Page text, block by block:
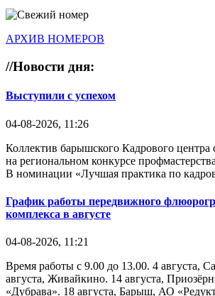
АРХИВ НОМЕРОВ
//Новости дня:
Выступили с успехом
04-08-2026, 11:26
Коллектив барышского Кадрового центра
на региональном конкурсе
В номинации «Лучшая практика по
График работы передвижного
комплекса в августе
04-08-2026, 11:21
Время работы с 9.00 до 13.00. 4 августа,
августа, Живайкино. 14 августа,
«Дубрава». 18 августа, Барыш, АО